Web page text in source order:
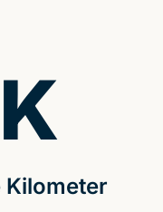
Kilometer
K